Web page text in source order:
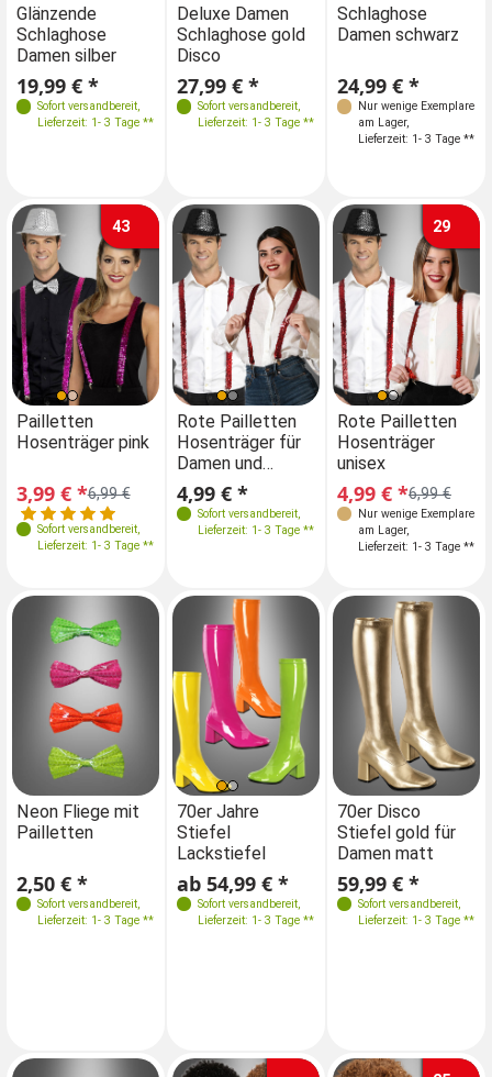
Glänzende
Schlaghose
Damen silber
19,99 € *
Sofort versandbereit,
Lieferzeit: 1- 3 Tage **
Größen
36-38 40-42
Glänzende
Schlaghose
19,99 € *
Sofort versandbereit,
Lieferzeit: 1- 3 Tage **
Größen
36 40/42
Deluxe Damen
Schlaghose gold
Disco
27,99 € *
Sofort versandbereit,
Lieferzeit: 1- 3 Tage **
Größen
36 40/42
Größen
38
Schlaghose
Damen schwarz
24,99 € *
Nur wenige Exemplare
am Lager,
Lieferzeit: 1- 3 Tage **
43
Pailletten
Hosenträger pink
6,99 €
3,99 € *
Sofort versandbereit,
Lieferzeit: 1- 3 Tage **
Rote Pailletten
Hosenträger für
Damen und
Herren
4,99 € *
Sofort versandbereit,
Lieferzeit: 1- 3 Tage **
29
Rote Pailletten
Hosenträger
unisex
6,99 €
4,99 € *
Nur wenige Exemplare
am Lager,
Lieferzeit: 1- 3 Tage **
Neon Fliege mit
Pailletten
2,50 € *
Sofort versandbereit,
Lieferzeit: 1- 3 Tage **
Farben
Neon Fliege mit
Pailletten
2,50 € *
Sofort versandbereit,
Lieferzeit: 1- 3 Tage **
Farben
36 36w
37w
38
38w
70er Jahre
Stiefel
Lackstiefel
ab 54,99 € *
Sofort versandbereit,
Lieferzeit: 1- 3 Tage **
Farben
Größen
36 36w
37w
38
38w
Größen
36 37 38
40
41
70er Disco
Stiefel gold für
Damen matt
59,99 € *
Sofort versandbereit,
Lieferzeit: 1- 3 Tage **